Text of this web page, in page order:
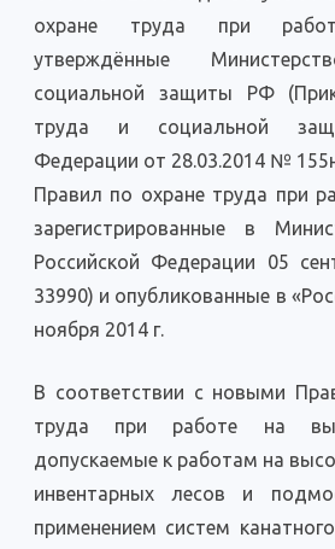
охране труда при
утверждённые
социальной защиты РФ
труда и социальной
Федерации от 28.03.2014 №
Правил по охране труда при
зарегистрированные в
Российской Федерации 05
33990) и опубликованные в
ноября 2014 г.
В соответствии с новыми
труда при работе на
допускаемые к работам на
инвентарных лесов и
применением систем